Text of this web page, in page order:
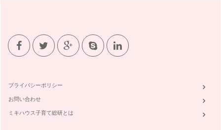
プライバシーポリシー
お問い合わせ
ミキハウス子育て総研とは